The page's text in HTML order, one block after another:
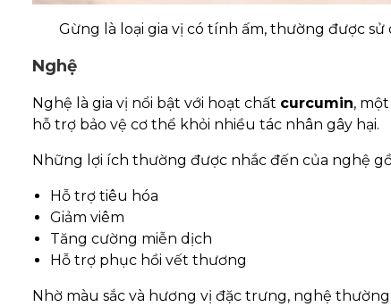
Gừng là loại gia vị có tính ấm, thường được
Nghệ
Nghệ là gia vị nổi bật với hoạt chất curcumin,
hỗ trợ bảo vệ cơ thể khỏi nhiều tác nhân gây hại.
Những lợi ích thường được nhắc đến của nghệ
Hỗ trợ tiêu hóa
Giảm viêm
Tăng cường miễn dịch
Hỗ trợ phục hồi vết thương
Nhờ màu sắc và hương vị đặc trưng, nghệ